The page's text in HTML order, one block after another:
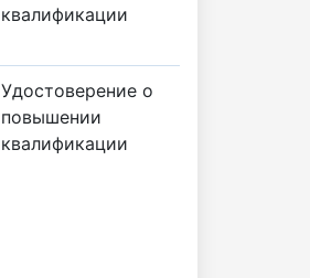
квалификации
Удостоверение о
повышении
квалификации